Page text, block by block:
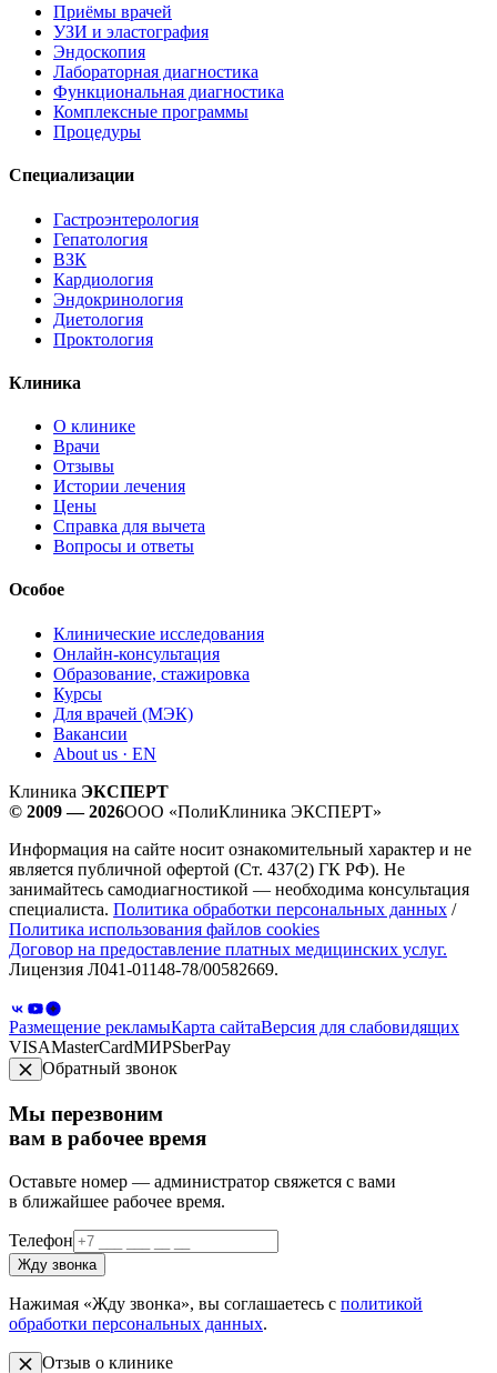
Приёмы врачей
УЗИ и эластография
Эндоскопия
Лабораторная диагностика
Функциональная диагностика
Комплексные программы
Процедуры
Специализации
Гастроэнтерология
Гепатология
ВЗК
Кардиология
Эндокринология
Диетология
Проктология
Клиника
О клинике
Врачи
Отзывы
Истории лечения
Цены
Справка для вычета
Вопросы и ответы
Особое
Клинические исследования
Онлайн-консультация
Образование, стажировка
Курсы
Для врачей (МЭК)
Вакансии
About us · EN
Клиника ЭКСПЕРТ
© 2009 — 2026ООО «ПолиКлиника ЭКСПЕРТ»
Информация на сайте носит ознакомительный характер и не
является публичной офертой (Ст. 437(2) ГК РФ). Не
занимайтесь самодиагностикой — необходима консультация
специалиста. Политика обработки персональных данных /
Политика использования файлов cookies
Договор на предоставление платных медицинских услуг.
Лицензия Л041-01148-78/00582669.
Размещение рекламыКарта сайтаВерсия для слабовидящих
VISAMasterCardМИРSberPay
Обратный звонок
Мы перезвоним
вам в рабочее время
Оставьте номер — администратор свяжется с вами
в ближайшее рабочее время.
Телефон
Жду звонка
Нажимая «Жду звонка», вы соглашаетесь с политикой
обработки персональных данных.
Отзыв о клинике